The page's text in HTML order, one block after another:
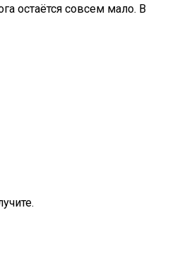
остаётся совсем мало. В